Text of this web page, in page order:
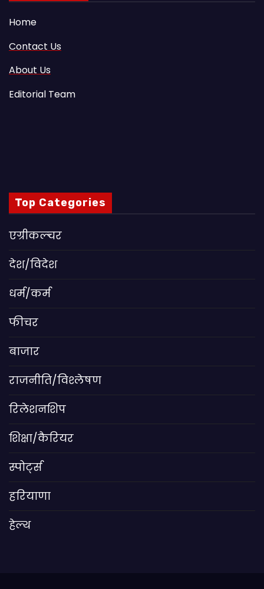
Home
Contact Us
About Us
Editorial Team
Top Categories
एग्रीकल्चर
देश/विदेश
धर्म/कर्म
फीचर
बाजार
राजनीति/विश्लेषण
रिलेशनशिप
शिक्षा/कैरियर
स्पोर्ट्स
हरियाणा
हेल्थ